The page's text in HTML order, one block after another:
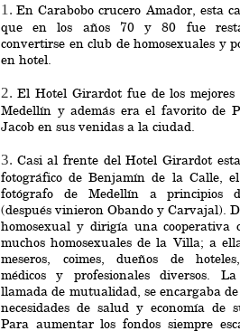
1. En Carabobo crucero Amador, esta
que en los años 70 y 80 fue
convertirse en club de homosexuales y
en hotel.
2. El Hotel Girardot fue de los
Medellín y además era el favorito de
Jacob en sus venidas a la ciudad.
3. Casi al frente del Hotel Girardot
fotográfico de Benjamín de la Calle,
fotógrafo de Medellín a principios
(después vinieron Obando y Carvajal).
homosexual y dirigía una cooperativa
muchos homosexuales de la Villa; a
meseros, coimes, dueños de
médicos y profesionales diversos. La
llamada de mutualidad, se encargaba
necesidades de salud y economía de
Para aumentar los fondos siempre